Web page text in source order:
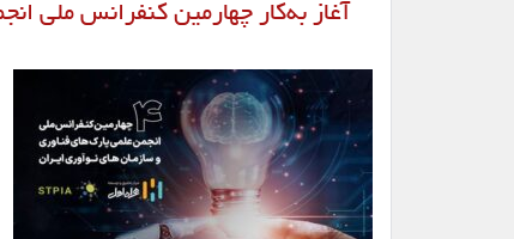
آغاز به‌کار چهارمین کنفرانس ملی